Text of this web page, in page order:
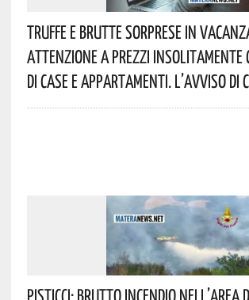
Truffe E Brutte Sorprese In
Attenzione A Prezzi Insolitamente
Di Case E Appartamenti. L’avviso Di
Pisticci: Brutto Incendio Nell’area